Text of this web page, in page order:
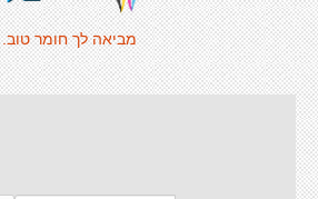
מביאה לך חומר טוב.